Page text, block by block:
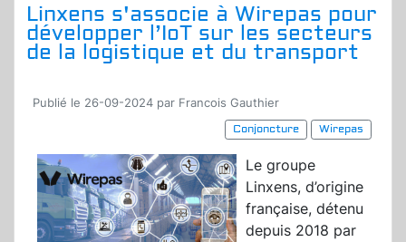
Linxens s'associe à Wirepas pour
développer l’IoT sur les secteurs
de la logistique et du transport
Publié le 26-09-2024 par Francois Gauthier
Conjoncture
Wirepas
Le groupe
Linxens, d’origine
française, détenu
depuis 2018 par